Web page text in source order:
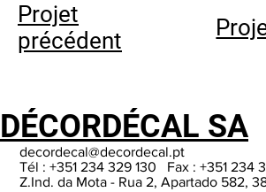
Projet
précédent
DÉCORDÉCAL SA
decordecal@decordecal.pt
Tél : +351 234 329 130 Fax : +351 234
Z.Ind. da Mota - Rua 2, Apartado 582,